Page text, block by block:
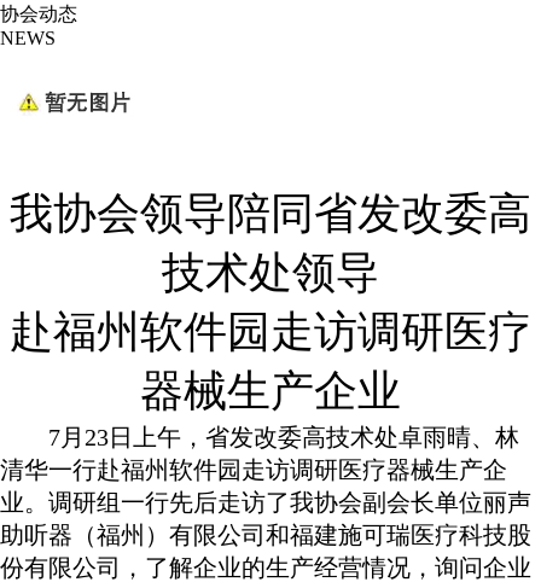
协会动态
NEWS
我协会领导陪同省发改委高
技术处领导
赴福州软件园走访调研医疗
器械生产企业
7月 23日上午，省发改委高技术处卓雨晴、林
清华一行赴福州软件园走访调研医疗器械生产企
业。调研组一行先后走访了我协会副会长单位丽声
助听器（福州）有限公司和福建施可瑞医疗科技股
份有限公司，了解企业的生产经营情况，询问企业